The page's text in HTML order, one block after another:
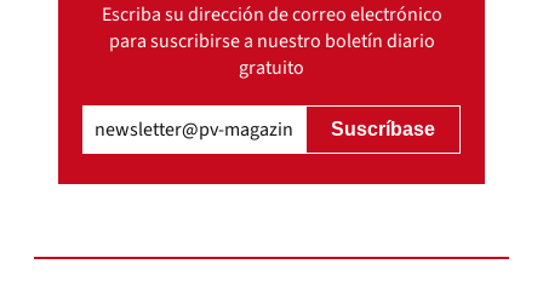
Escriba su dirección de correo electrónico
para suscribirse a nuestro boletín diario
gratuito
(Obligatorio)